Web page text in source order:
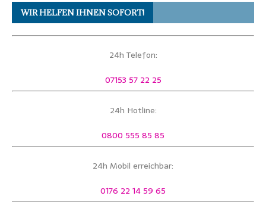
WIR HELFEN IHNEN SOFORT!
24h Telefon:
07153 57 22 25
24h Hotline:
0800 555 85 85
24h Mobil erreichbar:
0176 22 14 59 65